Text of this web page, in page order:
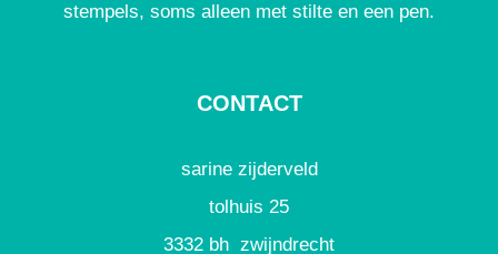
stempels, soms alleen met stilte en een pen.
CONTACT
sarine zijderveld
tolhuis 25
3332 bh zwijndrecht